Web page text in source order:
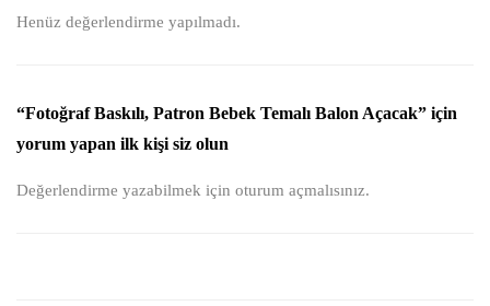
Henüz değerlendirme yapılmadı.
“Fotoğraf Baskılı, Patron Bebek Temalı Balon Açacak” için
yorum yapan ilk kişi siz olun
Değerlendirme yazabilmek için oturum açmalısınız.